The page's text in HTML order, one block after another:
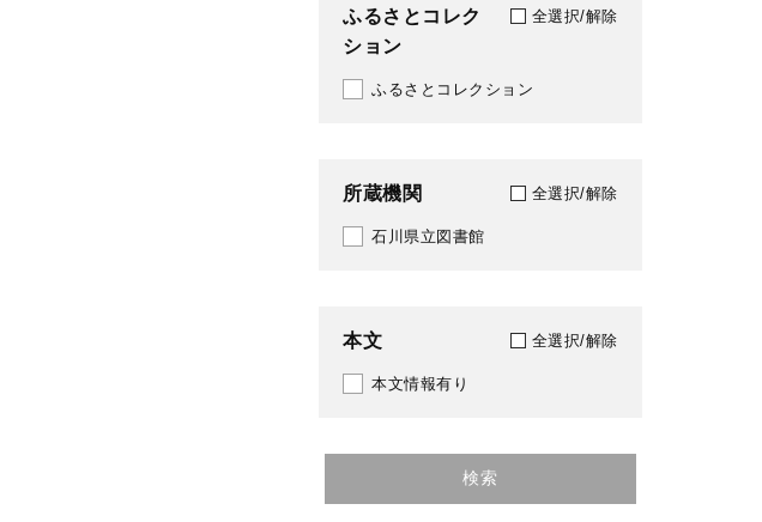
ふるさとコレク
ション
全選択/解除
ふるさとコレクション
所蔵機関 全選択/解除
石川県立図書館
本文 全選択/解除
本文情報有り
検索